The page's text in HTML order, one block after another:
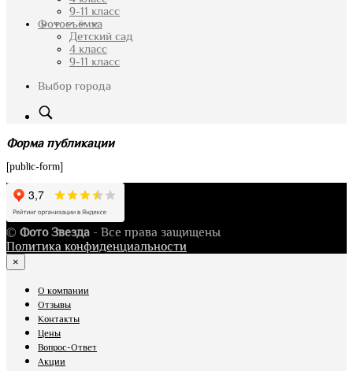
9-11 класс
Фотосъёмка
Детский сад
4 класс
9-11 класс
Выбор города
Форма публикации
[public-form]
© Фото Звезда - Все права защищены
Политика конфиденциальности
×
О компании
Отзывы
Контакты
Цены
Вопрос-Ответ
Акции